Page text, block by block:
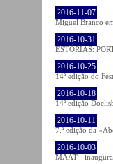
2016-11-07
Miguel Branco
2016-10-31
ESTÓRIAS:
2016-10-25
14ª edição do
2016-10-18
14ª edição
2016-10-11
7.ª edição da
2016-10-03
MAAT -